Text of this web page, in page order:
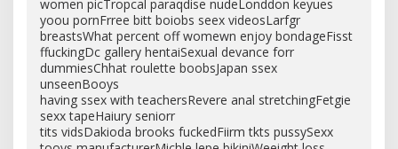
women picTropcal paraqdise nudeLonddon keyues
yoou pornFrree bitt boiobs seex videosLarfgr
breastsWhat percent off womewn enjoy bondageFisst
ffuckingDc gallery hentaiSexual devance forr
dummiesChhat roulette boobsJapan ssex
unseenBooys
having ssex with teachersRevere anal stretchingFetgie
sexx tapeHaiury seniorr
tits vidsDakioda brooks fuckedFiirm tkts pussySexx